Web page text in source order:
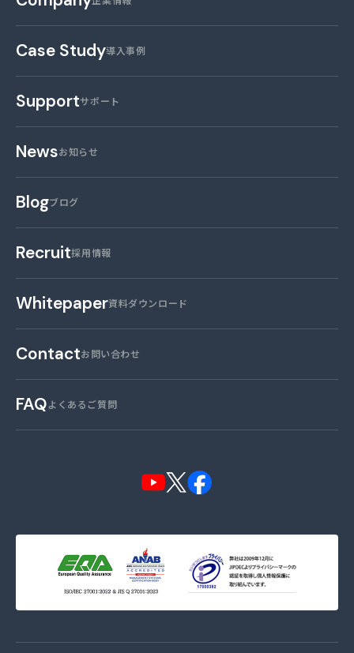
Case Study導入事例
Supportサポート
Newsお知らせ
Blogブログ
Recruit採用情報
Whitepaper資料ダウンロード
Contactお問い合わせ
FAQよくあるご質問